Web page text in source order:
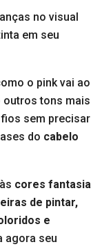
no visual
em seu
o pink vai ao
outros tons mais
sem precisar
do cabelo
cores fantasia
de pintar,
e
agora seu